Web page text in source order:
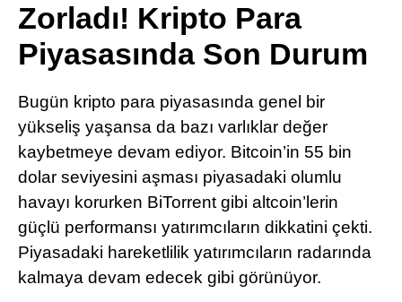
TikTok
LinkedIn
Telegram
Zorladı! Kripto Para
Piyasasında Son Durum
Bugün kripto para piyasasında genel bir
yükseliş yaşansa da bazı varlıklar değer
kaybetmeye devam ediyor. Bitcoin’in 55 bin
dolar seviyesini aşması piyasadaki olumlu
havayı korurken BiTorrent gibi altcoin’lerin
güçlü performansı yatırımcıların dikkatini çekti.
Piyasadaki hareketlilik yatırımcıların radarında
kalmaya devam edecek gibi görünüyor.